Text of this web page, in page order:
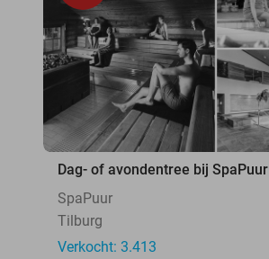
Dag- of avondentree bij SpaPuur
SpaPuur
Tilburg
Verkocht: 3.413